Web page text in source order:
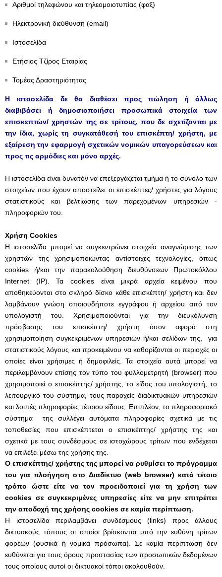
Αριθμοί τηλεφώνου και τηλεομοιοτυπίας (φαξ)
Ηλεκτρονική διεύθυνση (email)
Ιστοσελίδα
Ετήσιος Τζίρος Εταιρίας
Τομέας Δραστηριότητας
Η ιστοσελίδα δε θα διαθέσει προς πώληση ή άλλως
διαβιβάσει ή δημοσιοποιήσει προσωπικά στοιχεία των
επισκεπτών/ χρηστών της σε τρίτους, που δε σχετίζονται με
την ίδια, χωρίς τη συγκατάθεσή του επισκέπτη/ χρήστη, με
εξαίρεση την εφαρμογή σχετικών νομικών υπαγορεύσεων και
προς τις αρμόδιες και μόνο αρχές.
Η ιστοσελίδα είναι δυνατόν να επεξεργάζεται τμήμα ή το σύνολο των
στοιχείων που έχουν αποστείλει οι επισκέπτες/ χρήστες για λόγους
στατιστικούς και βελτίωσης των παρεχομένων υπηρεσιών -
πληροφοριών του.
Χρήση Cookies
Η ιστοσελίδα μπορεί να συγκεντρώνει στοιχεία αναγνώρισης των
χρηστών της χρησιμοποιώντας αντίστοιχες τεχνολογίες, όπως
cookies ή/και την παρακολούθηση διευθύνσεων Πρωτοκόλλου
Internet (IP). Τα cookies είναι μικρά αρχεία κειμένου που
αποθηκεύονται στο σκληρό δίσκο κάθε επισκέπτη/ χρήστη και δεν
λαμβάνουν γνώση οποιουδήποτε εγγράφου ή αρχείου από τον
υπολογιστή του. Χρησιμοποιούνται για την διευκόλυνση
πρόσβασης του επισκέπτη/ χρήστη όσον αφορά στη
χρησιμοποίηση συγκεκριμένων υπηρεσιών ή/και σελίδων της, για
στατιστικούς λόγους και προκειμένου να καθορίζονται οι περιοχές οι
οποίες είναι χρήσιμες ή δημοφιλείς. Τα στοιχεία αυτά μπορεί να
περιλαμβάνουν επίσης τον τύπο του φυλλομετρητή (browser) που
χρησιμοποιεί ο επισκέπτης/ χρήστης, το είδος του υπολογιστή, το
λειτουργικό του σύστημα, τους παροχείς διαδικτυακών υπηρεσιών
και λοιπές πληροφορίες τέτοιου είδους. Επιπλέον, το πληροφοριακό
σύστημα της συλλέγει αυτόματα πληροφορίες σχετικά με τις
τοποθεσίες που επισκέπτεται ο επισκέπτης/ χρήστης της και
σχετικά με τους συνδέσμους σε ιστοχώρους τρίτων που ενδέχεται
να επιλέξει μέσω της χρήσης της.
Ο επισκέπτης/ χρήστης της μπορεί να ρυθμίσει το πρόγραμμα
του για πλοήγηση στο Διαδίκτυο (web browser) κατά τέτοιο
τρόπο ώστε είτε να τον προειδοποιεί για τη χρήση των
cookies σε συγκεκριμένες υπηρεσίες είτε να μην επιτρέπει
την αποδοχή της χρήσης cookies σε καμία περίπτωση.
Η ιστοσελίδα περιλαμβάνει συνδέσμους (links) προς άλλους
δικτυακούς τόπους οι οποίοι βρίσκονται υπό την ευθύνη τρίτων
φορέων (φυσικά ή νομικά πρόσωπα). Σε καμία περίπτωση δεν
ευθύνεται για τους όρους προστασίας των προσωπικών δεδομένων
τους οποίους αυτοί οι δικτυακοί τόποι ακολουθούν.